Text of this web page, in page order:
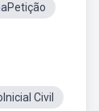
Civil